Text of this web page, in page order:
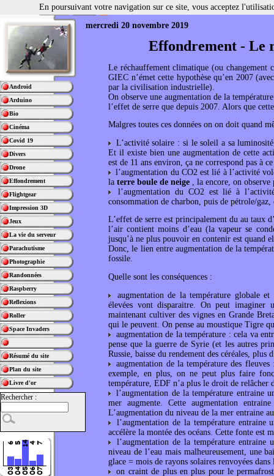
Android
Arduino
Bio
Cinéma
Covid 19
Divers
Drone
Effondrement
Flightgear
Impression 3D
Jeux
La vie du serveur
Parachutisme
Photographie
Randonnées
Raspberry
Reflexions
Roller
Space Invaders
Résumé du site
Plan du site
Livre d'or
Rechercher :
mercredi 20 novembre 2019
Effondrement - Le
Le réchauffement climatique (ou changement
GIEC n’émet cette hypothèse qu’en 2007
par la civilisation industrielle).
On observe une augmentation de la
l’effet de serre que depuis 2007. Alors que
Malgres toutes ces données on on doit quand
L’activité solaire : si le soleil a sa
Et il existe bien une augmentation de cette
est de 11 ans environ, ça ne correspond pas à
l’augmentation du CO2 est lié à l’activité
laterre boule de neige , la encore, on
l’augmentation du CO2 est lié à
consommation de charbon, puis de pétrole/
L’effet de serre est principalement du au taux
l’air contient moins d’eau (la vapeur se
jusqu’à ne plus pouvoir en contenir est quand
Donc, le lien entre augmentation de la
fossile.
Quelle sont les conséquences :
augmentation de la température globale et
élevées vont disparaitre. On peut
maintenant cultiver des vignes en Grande
qui le peuvent. On pense au moustique Tigre
augmentation de la température : cela va
pense que la guerre de Syrie (et les autres
Russie, baisse du rendement des céréales,
augmentation de la température des
exemple, en plus, on ne peut plus faire
température, EDF n’a plus le droit de relâcher
l’augmentation de la température entraine
mer augmente. Cette augmentation
L’augmentation du niveau de la mer entraine
l’augmentation de la température
accélère la montée des océans. Cette fonte est
l’augmentation de la température entraine
niveau de l’eau mais malheureusement, une
glace = mois de rayons solaires renvoyées
on craint de plus en plus pour le
En poursuivant votre navigation sur ce site, vous acceptez